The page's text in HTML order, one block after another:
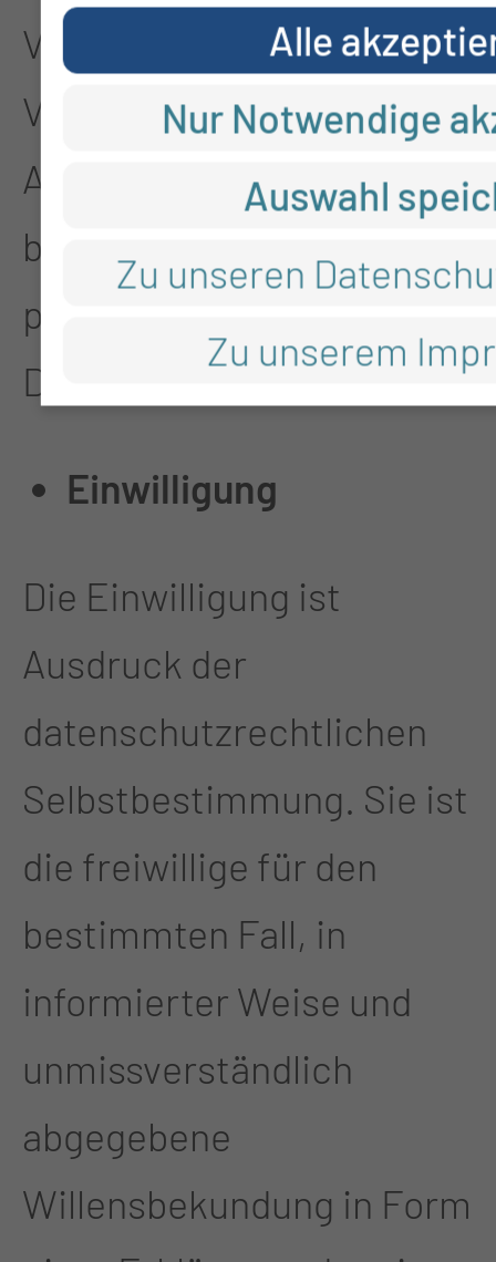
Verantwortung des
Verantwortlichen oder des
Auftragsverarbeiters
befugt sind, die
personenbezogenen
Daten zu verarbeiten.
Einwilligung
Die Einwilligung ist
Ausdruck der
datenschutzrechtlichen
Selbstbestimmung. Sie ist
die freiwillige für den
bestimmten Fall, in
informierter Weise und
unmissverständlich
abgegebene
Willensbekundung in Form
Alle
Nur Notwendige
Auswahl
Zu unseren
Zu unserem